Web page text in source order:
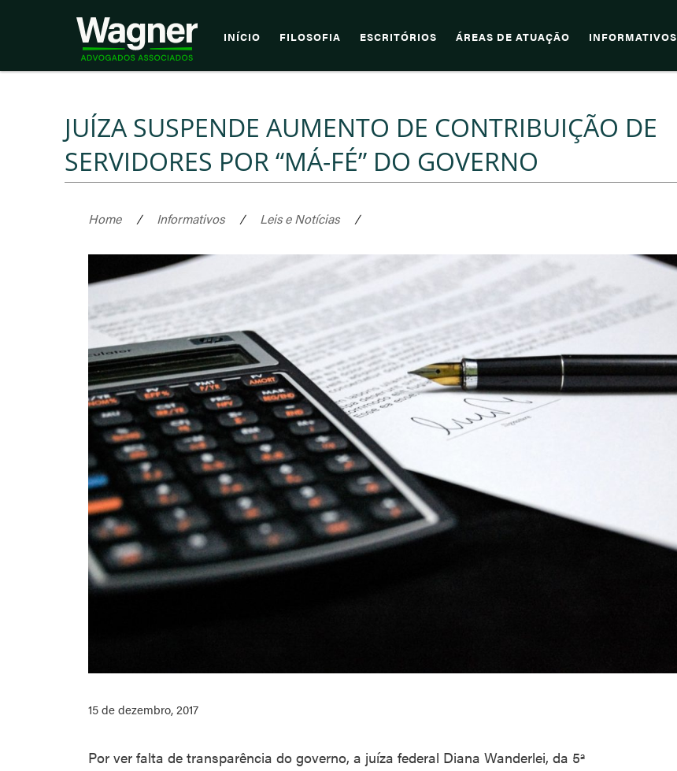
INÍCIO FILOSOFIA ESCRITÓRIOS ÁREAS DE ATUAÇÃO INFORMATIVOS
JUÍZA SUSPENDE AUMENTO DE CONTRIBUIÇÃO DE
SERVIDORES POR “MÁ-FÉ” DO GOVERNO
Home / Informativos / Leis e Notícias /
15 de dezembro, 2017
Por ver falta de transparência do governo, a juíza federal Diana Wanderlei, da 5ª